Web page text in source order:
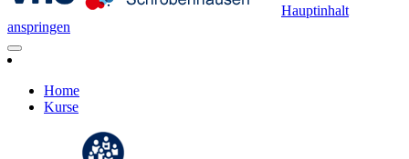
Hauptinhalt
anspringen
Home
Kurse